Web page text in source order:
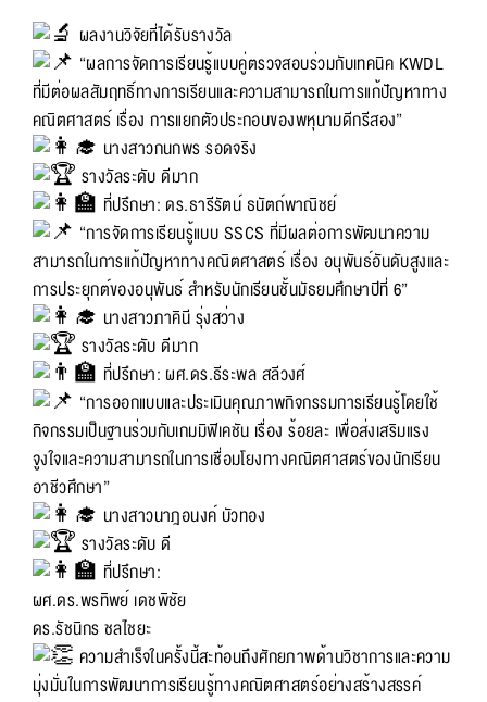
ผลงานวิจัยที่ได้รับรางวัล
“ผลการจัดการเรียนรู้แบบคู่ตรวจสอบร่วมกับเทคนิค KWDL
ที่มีต่อผลสัมฤทธิ์ทางการเรียนและความสามารถในการแก้ปัญหาทาง
คณิตศาสตร์ เรื่อง การแยกตัวประกอบของพหุนามดีกรีสอง”
นางสาวกนกพร รอดจริง
รางวัลระดับ ดีมาก
ที่ปรึกษา: ดร.ธารีรัตน์ ธนัตถ์พาณิชย์
“การจัดการเรียนรู้แบบ SSCS ที่มีผลต่อการพัฒนาความ
สามารถในการแก้ปัญหาทางคณิตศาสตร์ เรื่อง อนุพันธ์อันดับสูงและ
การประยุกต์ของอนุพันธ์ สำหรับนักเรียนชั้นมัธยมศึกษาปีที่ 6”
นางสาวภาคินี รุ่งสว่าง
รางวัลระดับ ดีมาก
ที่ปรึกษา: ผศ.ดร.ธีระพล สลีวงศ์
“การออกแบบและประเมินคุณภาพกิจกรรมการเรียนรู้โดยใช้
กิจกรรมเป็นฐานร่วมกับเกมมิฟิเคชัน เรื่อง ร้อยละ เพื่อส่งเสริมแรง
จูงใจและความสามารถในการเชื่อมโยงทางคณิตศาสตร์ของนักเรียน
อาชีวศึกษา”
นางสาวนาฎอนงค์ บัวทอง
รางวัลระดับ ดี
ที่ปรึกษา:
ผศ.ดร.พรทิพย์ เดชพิชัย
ดร.รัชนิกร ชลไชยะ
ความสำเร็จในครั้งนี้สะท้อนถึงศักยภาพด้านวิชาการและความ
มุ่งมั่นในการพัฒนาการเรียนรู้ทางคณิตศาสตร์อย่างสร้างสรรค์